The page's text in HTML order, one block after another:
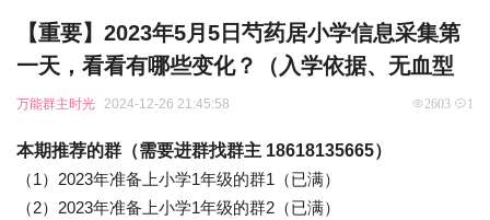
【重要】2023年5月5日芍药居小学信息采集第
一天，看看有哪些变化？（入学依据、无血型
万能群主时光 2024-12-26 21:45:58 2603 1
本期推荐的群（需要进群找群主 18618135665）
（1）2023年准备上小学1年级的群1（已满）
（2）2023年准备上小学1年级的群2（已满）